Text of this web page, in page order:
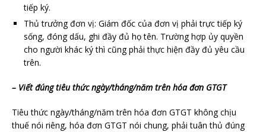
tiếp ký.
Thủ trưởng đơn vị: Giám đốc của đơn vị phải trực tiếp ký
sống, đóng dấu, ghi đầy đủ họ tên. Trường hợp ủy quyền
cho người khác ký thì cũng phải thực hiện đầy đủ yêu cầu
trên.
– Viết đúng tiêu thức ngày/tháng/năm trên hóa đơn GTGT
Tiêu thức ngày/tháng/năm trên hóa đơn GTGT không chịu
thuế nói riêng, hóa đơn GTGT nói chung, phải tuân thủ đúng